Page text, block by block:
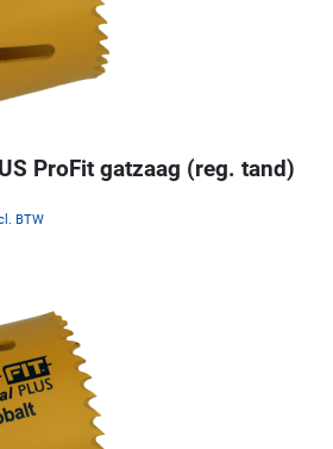
ProFit gatzaag (reg. tand)
BTW